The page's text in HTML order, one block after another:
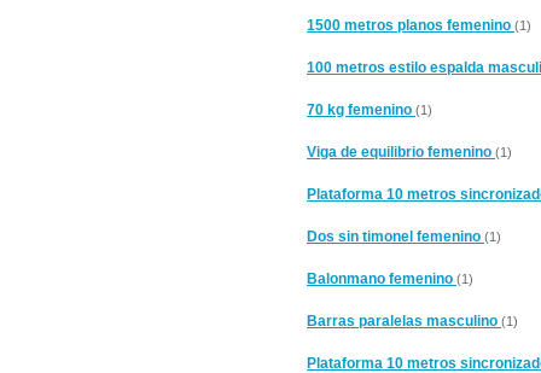
1500 metros planos femenino (1)
100 metros estilo espalda
70 kg femenino (1)
Viga de equilibrio femenino (1)
Plataforma 10 metros
Dos sin timonel femenino (1)
Balonmano femenino (1)
Barras paralelas masculino (1)
Plataforma 10 metros